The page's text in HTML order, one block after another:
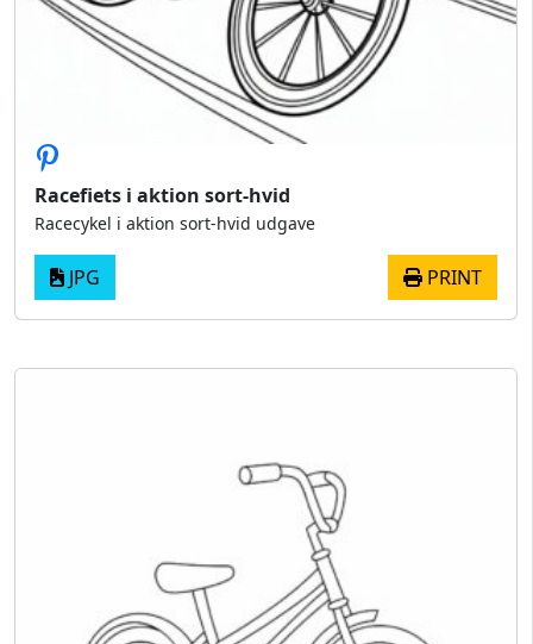
Racefiets i aktion sort-hvid
Racecykel i aktion sort-hvid udgave
JPG PRINT